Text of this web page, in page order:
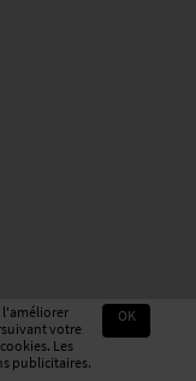
l'améliorer
votre
Les
publicitaires.
OK